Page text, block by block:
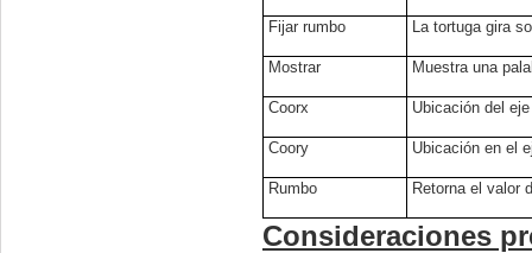
Fijar rumbo La tortuga gira
Mostrar Muestra una
Coorx Ubicación del
Coory Ubicación en el
Rumbo Retorna el valor
Consideraciones